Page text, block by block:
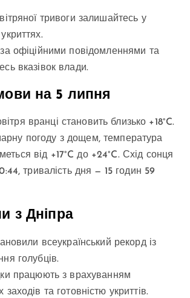
тривоги залишайтесь у
офіційними повідомленнями та
вказівок влади.
на 5 липня
вранці становить близько +18°C.
погоду з дощем, температура
від +17°C до +24°C. Схід сонця
тривалість дня — 15 годин 59
з Дніпра
всеукраїнський рекорд із
голубців.
працюють з врахуванням
заходів та готовністю укриттів.